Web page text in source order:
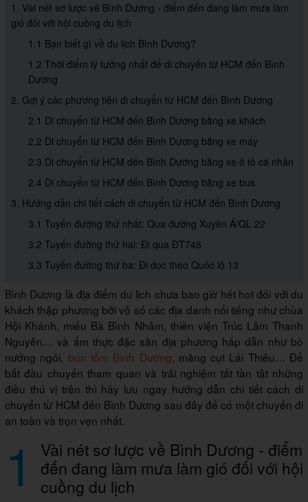
1. Vài nét sơ lược về Bình Dương - điểm đến đang làm mưa làm
gió đối với hội cuồng du lịch
1.1 Bạn biết gì về du lịch Bình Dương?
1.2 Thời điểm lý tưởng nhất để di chuyển từ HCM đến Bình
Dương
2. Gợi ý các phương tiện di chuyển từ HCM đến Bình Dương
2.1 Di chuyển từ HCM đến Bình Dương bằng xe khách
2.2 Di chuyển từ HCM đến Bình Dương bằng xe máy
2.3 Di chuyển từ HCM đến Bình Dương bằng xe ô tô cá nhân
2.4 Di chuyển từ HCM đến Bình Dương bằng xe bus
3. Hướng dẫn chi tiết cách di chuyển từ HCM đến Bình Dương
3.1 Tuyến đường thứ nhất: Qua đường Xuyên Á/QL 22
3.2 Tuyến đường thứ hai: Đi qua ĐT748
3.3 Tuyến đường thứ ba: Đi dọc theo Quốc lộ 13
Bình Dương là địa điểm du lịch chưa bao giờ hết hot đối với du
khách thập phương bởi vô số các địa danh nổi tiếng như chùa
Hội Khánh, miếu Bà Bình Nhâm, thiền viện Trúc Lâm Thanh
Nguyên… và ẩm thực đặc sản địa phương hấp dẫn như bò
nướng ngói, bún tôm Bình Dương, măng cụt Lái Thiêu… Để
bắt đầu chuyến tham quan và trải nghiệm tất tần tật những
điều thú vị trên thì hãy lưu ngay hướng dẫn chi tiết cách di
chuyển từ HCM đến Bình Dương sau đây để có một chuyến đi
an toàn và trọn vẹn nhất.
1 Vài nét sơ lược về Bình Dương - điểm
đến đang làm mưa làm gió đối với hội
cuồng du lịch